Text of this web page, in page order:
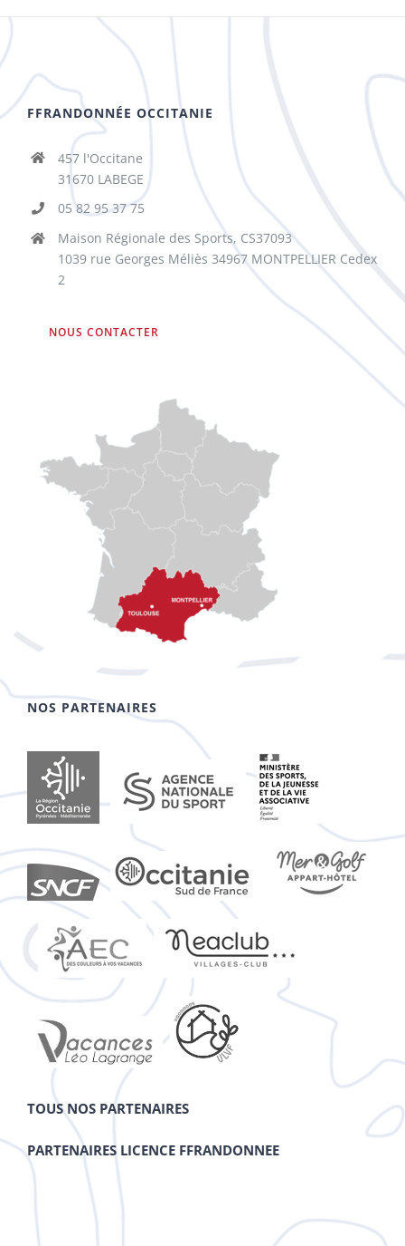
FFRANDONNÉE OCCITANIE
457 l'Occitane
31670 LABEGE
05 82 95 37 75
Maison Régionale des Sports, CS37093
1039 rue Georges Méliès 34967 MONTPELLIER Cedex
2
NOUS CONTACTER
NOS PARTENAIRES
TOUS NOS PARTENAIRES
PARTENAIRES LICENCE FFRANDONNEE